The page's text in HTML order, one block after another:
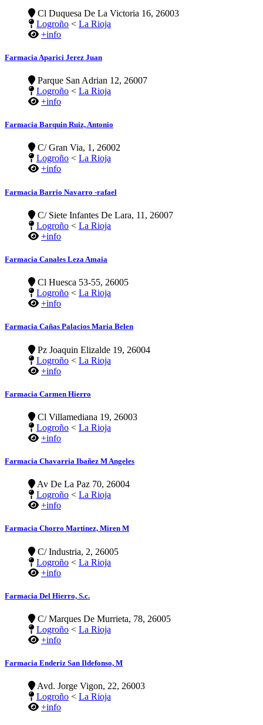
Cl Duquesa De La Victoria 16, 26003
Logroño < La Rioja
+info
Farmacia Aparici Jerez Juan
Parque San Adrian 12, 26007
Logroño < La Rioja
+info
Farmacia Barquin Ruiz, Antonio
C/ Gran Via, 1, 26002
Logroño < La Rioja
+info
Farmacia Barrio Navarro -rafael
C/ Siete Infantes De Lara, 11, 26007
Logroño < La Rioja
+info
Farmacia Canales Leza Amaia
Cl Huesca 53-55, 26005
Logroño < La Rioja
+info
Farmacia Cañas Palacios Maria Belen
Pz Joaquin Elizalde 19, 26004
Logroño < La Rioja
+info
Farmacia Carmen Hierro
Cl Villamediana 19, 26003
Logroño < La Rioja
+info
Farmacia Chavarria Ibañez M Angeles
Av De La Paz 70, 26004
Logroño < La Rioja
+info
Farmacia Chorro Martinez, Miren M
C/ Industria, 2, 26005
Logroño < La Rioja
+info
Farmacia Del Hierro, S.c.
C/ Marques De Murrieta, 78, 26005
Logroño < La Rioja
+info
Farmacia Enderiz San Ildefonso, M
Avd. Jorge Vigon, 22, 26003
Logroño < La Rioja
+info